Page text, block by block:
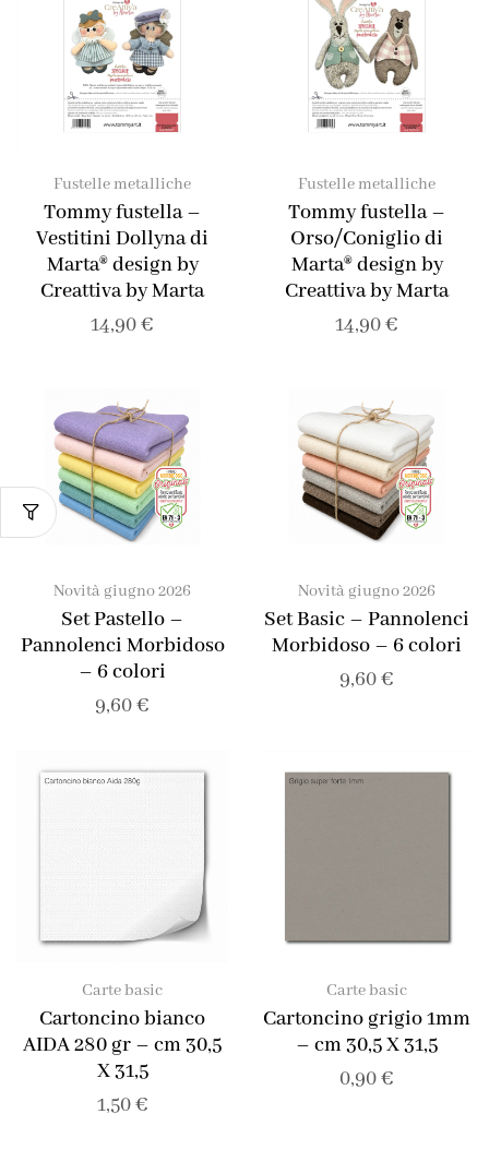
Fustelle metalliche
Tommy fustella –
Vestitini Dollyna di
Marta® design by
Creattiva by Marta
14,90€
Fustelle metalliche
Tommy fustella –
Orso/Coniglio di
Marta® design by
Creattiva by Marta
14,90€
Novità giugno 2026
Set Pastello –
Pannolenci Morbidoso
– 6 colori
9,60€
Novità giugno 2026
Set Basic – Pannolenci
Morbidoso – 6 colori
9,60€
Carte basic
Cartoncino bianco
AIDA 280 gr – cm 30,5
X 31,5
1,50€
Carte basic
Cartoncino grigio 1mm
– cm 30,5 X 31,5
0,90€